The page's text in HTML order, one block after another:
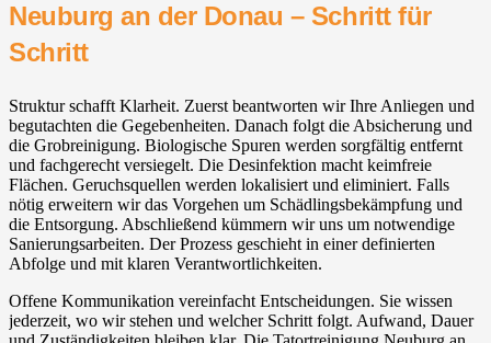
Neuburg an der Donau – Schritt für
Schritt
Struktur schafft Klarheit. Zuerst beantworten wir Ihre Anliegen und
begutachten die Gegebenheiten. Danach folgt die Absicherung und
die Grobreinigung. Biologische Spuren werden sorgfältig entfernt
und fachgerecht versiegelt. Die Desinfektion macht keimfreie
Flächen. Geruchsquellen werden lokalisiert und eliminiert. Falls
nötig erweitern wir das Vorgehen um Schädlingsbekämpfung und
die Entsorgung. Abschließend kümmern wir uns um notwendige
Sanierungsarbeiten. Der Prozess geschieht in einer definierten
Abfolge und mit klaren Verantwortlichkeiten.
Offene Kommunikation vereinfacht Entscheidungen. Sie wissen
jederzeit, wo wir stehen und welcher Schritt folgt. Aufwand, Dauer